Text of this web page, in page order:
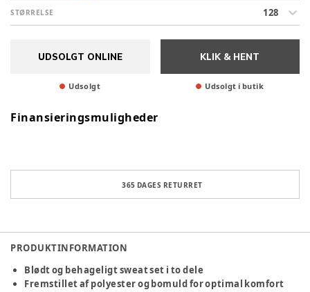
STØRRELSE 128
UDSOLGT ONLINE
Udsolgt
KLIK & HENT
Udsolgt i butik
Finansieringsmuligheder
365 DAGES RETURRET
PRODUKTINFORMATION
Blødt og behageligt sweat set i to dele
Fremstillet af polyester og bomuld for optimal komfort